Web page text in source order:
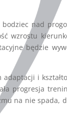
nad
wzrostu
będzie
i
progresja
na nie spada,